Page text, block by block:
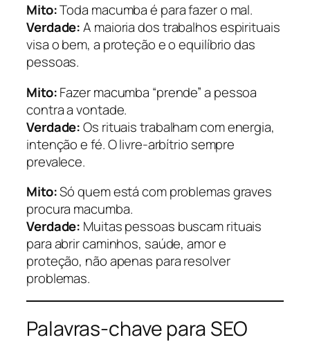
Mito:Toda macumba é para fazer o mal.
Verdade:A maioria dos trabalhos espirituais
visa o bem, a proteção e o equilíbrio das
pessoas.
Mito:Fazer macumba “prende” a pessoa
contra a vontade.
Verdade:Os rituais trabalham com energia,
intenção e fé. O livre-arbítrio sempre
prevalece.
Mito:Só quem está com problemas graves
procura macumba.
Verdade: Muitas pessoas buscam rituais
para abrir caminhos, saúde, amor e
proteção, não apenas para resolver
problemas.
Palavras-chave para SEO